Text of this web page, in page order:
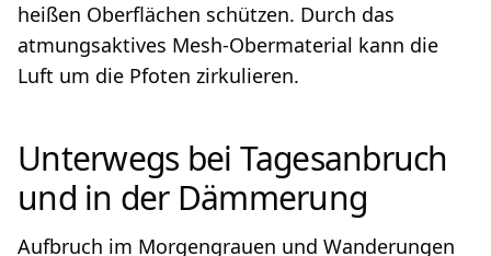
heißen Oberflächen schützen. Durch das
atmungsaktives Mesh-Obermaterial kann die
Luft um die Pfoten zirkulieren.
Unterwegs bei Tagesanbruch
und in der Dämmerung
Aufbruch im Morgengrauen und Wanderungen